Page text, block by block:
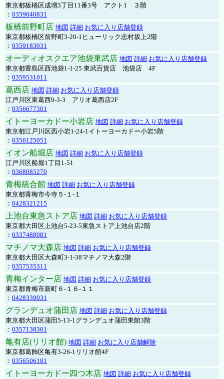
東京都板橋区成増3丁目11番3号 アクト1 ３階
： 0359040831
板橋前野町店 地図 詳細 お気に入り店舗登録
東京都板橋区前野町3-20-1ヒューリック志村坂上2階
： 0359183031
オーディオスクエア池袋東武店 地図 詳細 お気に入り店舗登録
東京都豊島区西池袋1-1-25 東武百貨店 池袋店 4F
： 0359531011
葛西店 地図 詳細 お気に入り店舗登録
江戸川区東葛西9-3-3 アリオ葛西店2F
： 0356677301
イトーヨーカドー小岩店 地図 詳細 お気に入り店舗登録
東京都江戸川区西小岩1-24-1イトーヨーカドー小岩5階
： 0356125051
イオン船堀店 地図 詳細 お気に入り店舗登録
江戸川区船堀1丁目1-51
： 0368085270
青梅統合館 地図 詳細 お気に入り店舗登録
東京都青梅市今寺５-１-１
： 0428321215
上池台東急ストア店 地図 詳細 お気に入り店舗登録
東京都大田区上池台5-23-5東急ストア上池台店2階
： 0337488081
マチノマ大森店 地図 詳細 お気に入り店舗登録
東京都大田区大森町3-1-38マチノマ大森2階
： 0357535311
青梅インター店 地図 詳細 お気に入り店舗登録
東京都青梅市新町６-１６-１１
： 0428339031
グランデュオ蒲田店 地図 詳細 お気に入り店舗登録
東京都大田区蒲田5-13-1グランデュオ蒲田東館3階
： 0357138301
亀有店(リリオ館) 地図 詳細 お気に入り店舗解除
東京都葛飾区亀有3-26-1リリオ館4F
： 0356506181
イトーヨーカドー四つ木店 地図 詳細 お気に入り店舗登録